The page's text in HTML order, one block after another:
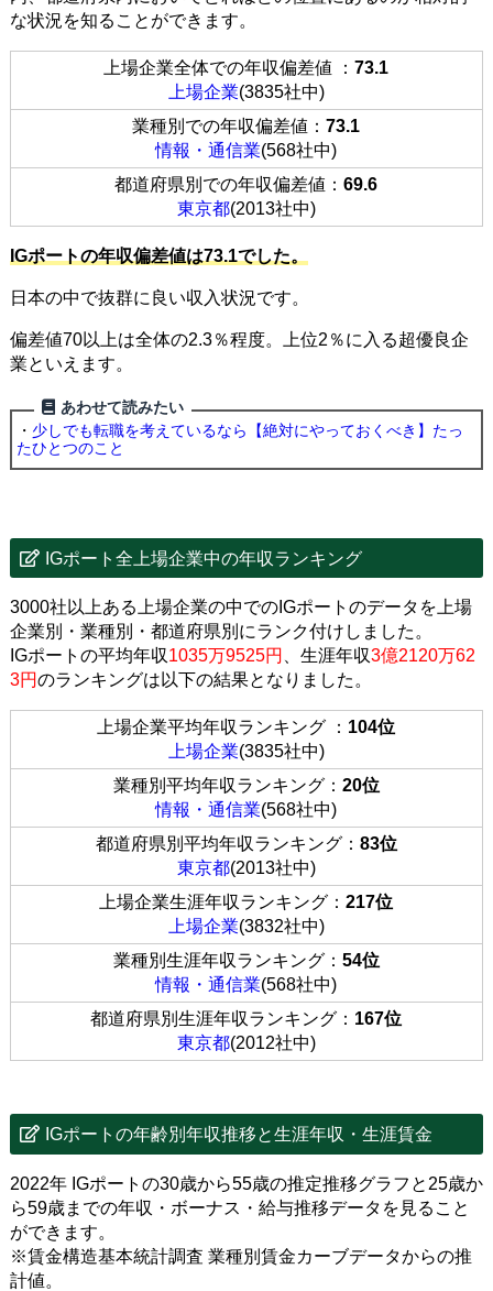
な状況を知ることができます。
上場企業全体での年収偏差値 ：73.1
上場企業(3835社中)
業種別での年収偏差値：73.1
情報・通信業(568社中)
都道府県別での年収偏差値：69.6
東京都(2013社中)
IGポートの年収偏差値は73.1でした。
日本の中で抜群に良い収入状況です。
偏差値70以上は全体の2.3％程度。上位2％に入る超優良企
業といえます。
あわせて読みたい
・ 少しでも転職を考えているなら【絶対にやっておくべき】たっ
たひとつのこと
IGポート全上場企業中の年収ランキング
3000社以上ある上場企業の中でのIGポートのデータを上場
企業別・業種別・都道府県別にランク付けしました。
IGポートの平均年収1035万9525円 、生涯年収3億2120万62
3円のランキングは以下の結果となりました。
上場企業平均年収ランキング ： 104位
上場企業(3835社中)
業種別平均年収ランキング： 20位
情報・通信業(568社中)
都道府県別平均年収ランキング： 83位
東京都(2013社中)
上場企業生涯年収ランキング：217位
上場企業(3832社中)
業種別生涯年収ランキング： 54位
情報・通信業(568社中)
都道府県別生涯年収ランキング： 167位
東京都(2012社中)
IGポートの年齢別年収推移と生涯年収・生涯賃金
2022年 IGポートの30歳から55歳の推定推移グラフと25歳か
ら59歳までの年収・ボーナス・給与推移データを見ること
ができます。
※賃金構造基本統計調査 業種別賃金カーブデータからの推
計値。